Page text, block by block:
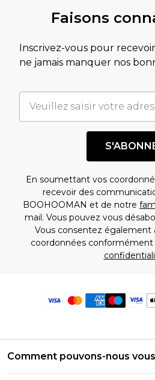
Faisons
Inscrivez-vous pour
ne jamais manquer nos
En soumettant vos
recevoir des
BOOHOOMAN et de notre
mail. Vous pouvez vous
Vous consentez également
coordonnées conformément
Comment pouvons-nous